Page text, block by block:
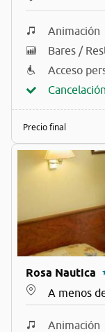
Animación
Bares /
Acceso
Precio final
Rosa Nautica
A menos
Animación